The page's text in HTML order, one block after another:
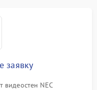
заявку
видеостен NEC